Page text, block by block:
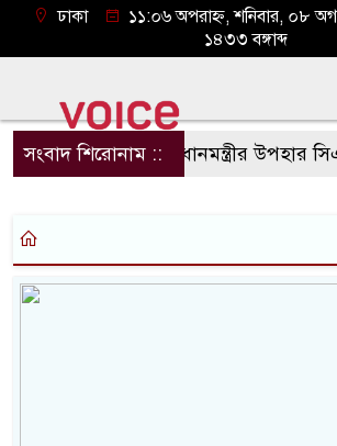
ঢাকা
১১:০৬ অপরাহ্ন, শনিবার, ০৮
১৪৩৩ বঙ্গাব্দ
সংবাদ শিরোনাম ::প্রধানমন্ত্রীর উপহার